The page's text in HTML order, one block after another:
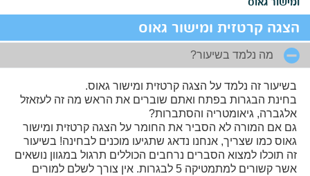
הצגה קרטזית ומישור גאוס
מה נלמד בשיעור?
בשיעור זה נלמד על הצגה קרטזית ומישור גאוס.
בחינת הבגרות בפתח ואתם שוברים את הראש מה זה לעזאזל
אלגברה, גיאומטריה והסתברות?
גם אם המורה לא הסביר את החומר על הצגה קרטזית ומישור
גאוס כמו שצריך, אנחנו נדאג שתגיעו מוכנים לבחינה! בשיעור
זה תוכלו למצוא הסברים נרחבים הכוללים תרגול במגוון נושאים
אשר קשורים למתמטיקה 5 לבגרות. אין צורך לשלם למורים